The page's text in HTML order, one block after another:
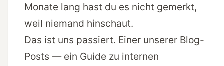
Monate lang hast du es nicht gemerkt,
weil niemand hinschaut.
Das ist uns passiert. Einer unserer Blog-
Posts — ein Guide zu internen